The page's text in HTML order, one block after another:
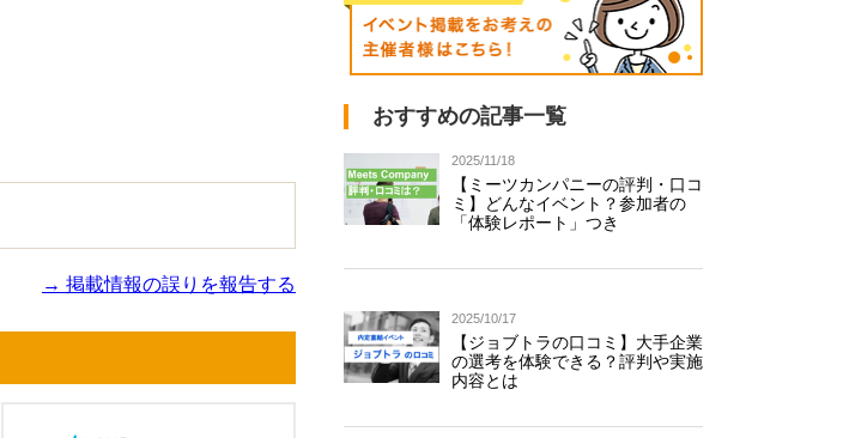
→ 掲載情報の誤りを報告する
おすすめの記事一覧
2025/11/18
【ミーツカンパニーの評判・口コ
ミ】どんなイベント？参加者の
「体験レポート」つき
2025/10/17
【ジョブトラの口コミ】大手企業
の選考を体験できる？評判や実施
内容とは